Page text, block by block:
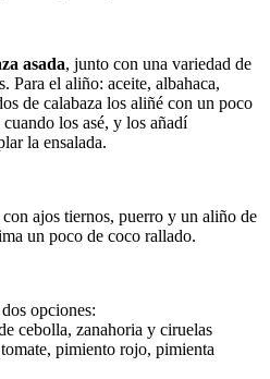
asada, junto con una variedad de
Para el aliño: aceite, albahaca,
de calabaza los aliñé con un poco
los asé, y los añadí
la ensalada.
con ajos tiernos, puerro y un aliño de
un poco de coco rallado.
opciones:
cebolla, zanahoria y ciruelas
pimiento rojo, pimienta